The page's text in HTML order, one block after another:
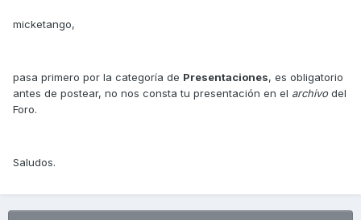
micketango,
pasa primero por la categoría de Presentaciones, es obligatorio
antes de postear, no nos consta tu presentación en el archivodel
Foro.
Saludos.